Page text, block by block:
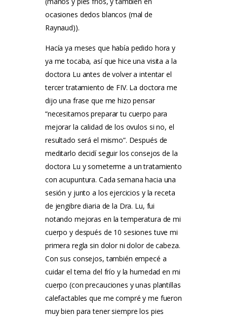
ocasiones dedos blancos (mal de
Raynaud)).
Hacía ya meses que había pedido hora y
ya me tocaba, así que hice una visita a la
doctora Lu antes de volver a intentar el
tercer tratamiento de FIV. La doctora me
dijo una frase que me hizo pensar
“necesitamos preparar tu cuerpo para
mejorar la calidad de los ovulos si no, el
resultado será el mismo”. Después de
meditarlo decidí seguir los consejos de la
doctora Lu y someterme a un tratamiento
con acupuntura. Cada semana hacia una
sesión y junto a los ejercicios y la receta
de jengibre diaria de la Dra. Lu, fui
notando mejoras en la temperatura de mi
cuerpo y después de 10 sesiones tuve mi
primera regla sin dolor ni dolor de cabeza.
Con sus consejos, también empecé a
cuidar el tema del frío y la humedad en mi
cuerpo (con precauciones y unas plantillas
calefactables que me compré y me fueron
muy bien para tener siempre los pies